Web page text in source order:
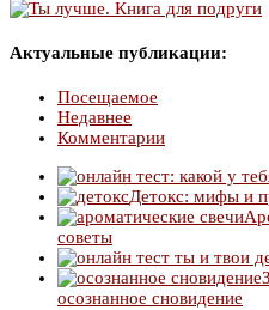
Актуальные публикации:
Посещаемое
Недавнее
Комментарии
Детокс: мифы и
советы
осознанное сновидение